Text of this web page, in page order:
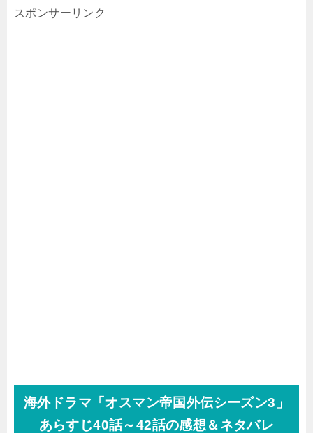
スポンサーリンク
海外ドラマ「オスマン帝国外伝シーズン3」
あらすじ40話～42話の感想＆ネタバレ